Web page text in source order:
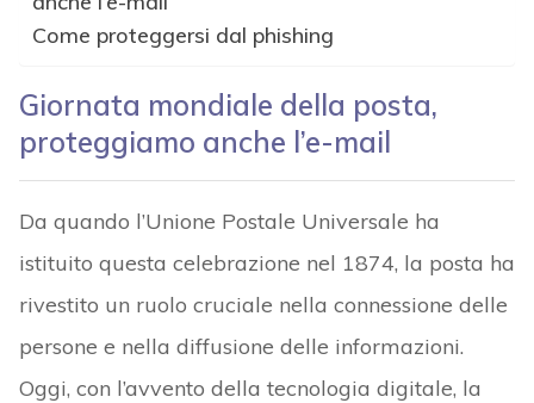
Come proteggersi dal phishing
Giornata mondiale della posta,
proteggiamo anche l’e-mail
Da quando l’Unione Postale Universale ha
istituito questa celebrazione nel 1874, la posta ha
rivestito un ruolo cruciale nella connessione delle
persone e nella diffusione delle informazioni.
Oggi, con l’avvento della tecnologia digitale, la